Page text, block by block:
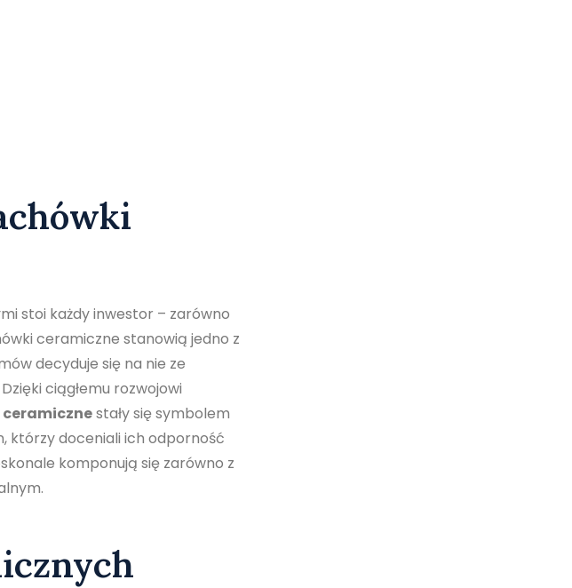
stoi każdy inwestor – zarówno
ceramiczne stanowią jedno z
decyduje się na nie ze
ciągłemu rozwojowi
stały się symbolem
którzy doceniali ich odporność
komponują się zarówno z